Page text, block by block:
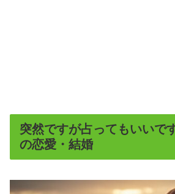
突然ですが占ってもいいで
の恋愛・結婚